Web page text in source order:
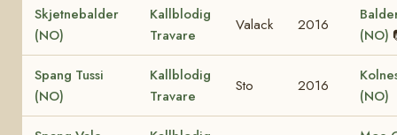
Skjetnebalder
(NO)
Kallblodig
Travare
Valack 2016
(NO)
Spang Tussi
(NO)
Kallblodig
Travare
Sto 2016
(NO)